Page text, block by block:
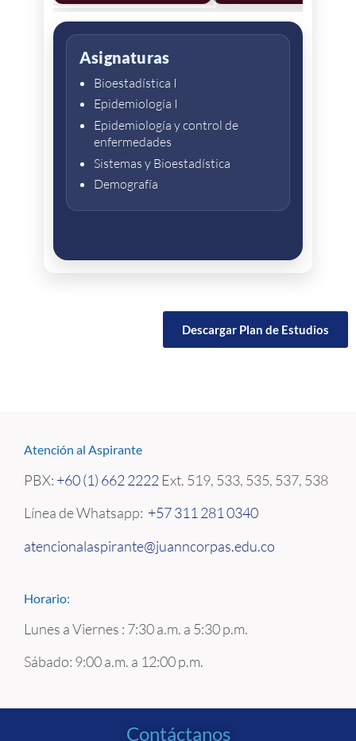
Asignaturas
Bioestadística I
Epidemiología I
Epidemiología y control de
enfermedades
Sistemas y Bioestadística
Demografía
Descargar Plan de Estudios
Atención al Aspirante
PBX: +60 (1) 662 2222 Ext. 519, 533, 535, 537, 538
Línea de Whatsapp: +57 311 281 0340
atencionalaspirante@juanncorpas.edu.co
Horario:
Lunes a Viernes : 7:30 a.m. a 5:30 p.m.
Sábado: 9:00 a.m. a 12:00 p.m.
Contáctanos